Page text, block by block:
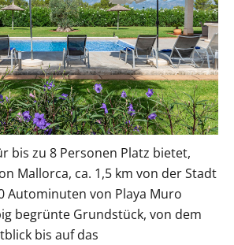
bis zu 8 Personen Platz bietet,
Mallorca, ca. 1,5 km von der Stadt
Autominuten von Playa Muro
begrünte Grundstück, von dem
bis auf das